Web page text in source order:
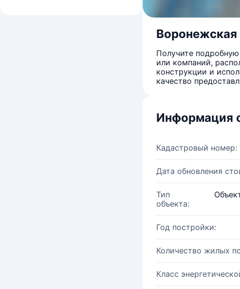
Воронежская
Получите
или компаний,
конструкции и
качество
Информация
Кадастровый номер:
Дата обновления
Тип
объекта:
Год постройки:
Количество жилых
Класс